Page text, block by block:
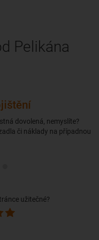
Pelikána
dovolená, nemyslíte?
či náklady na případnou
užitečné?